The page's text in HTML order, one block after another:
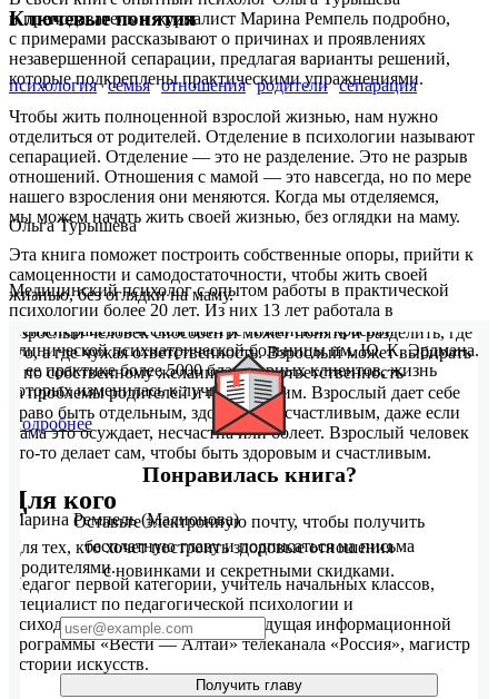
и преподаватель и журналист Марина Ремпель подробно,
с примерами рассказывают о причинах и проявлениях
незавершенной сепарации, предлагая варианты решений,
которые подкреплены практическими упражнениями.
Чтобы жить полноценной взрослой жизнью, нам нужно
отделиться от родителей. Отделение в психологии называют
сепарацией. Отделение — это не разделение. Это не разрыв
отношений. Отношения с мамой — это навсегда, но по мере
нашего взросления они меняются. Когда мы отделяемся,
мы можем начать жить своей жизнью, без оглядки на маму.
Эта книга поможет построить собственные опоры, прийти к
самоценности и самодостаточности, чтобы жить своей
жизнью, без оглядки на маму.
Взрослый человек способен и может понять и разделить, где
его, а где чужая ответственность. Взрослый может выбирать
и по собственному желанию брать ответственность
за проблемы родителей и помогать им. Взрослый дает себе
право быть отдельным, здоровым и счастливым, даже если
мама это осуждает, несчастна или болеет. Взрослый человек
что-то делает сам, чтобы быть здоровым и счастливым.
Для кого
Для тех, кто хочет построить здоровые отношения
с родителями.
Ключевые понятия
психология семья отношения родители сепарация
Ольга Турышева
Медицинский психолог с опытом работы в практической
психологии более 20 лет. Из них 13 лет работала в
Психотерапевтическом центре Алтайской краевой
клинической психиатрической больницы им. Ю. К. Эрдмана.
В ее практике более 5000 благодарных клиентов, жизнь
которых изменилась к лучшему.
Подробнее
Марина Ремпель (Малионова)
Педагог первой категории, учитель начальных классов,
специалист по педагогической психологии и
психодиагностике, журналист, ведущая информационной
программы «Вести — Алтай» телеканала «Россия», магистр
истории искусств.
Понравилась книга?
Оставьте электронную почту, чтобы получить
бесплатную главу и подписаться на письма
с новинками и секретными скидками.
Получить главу